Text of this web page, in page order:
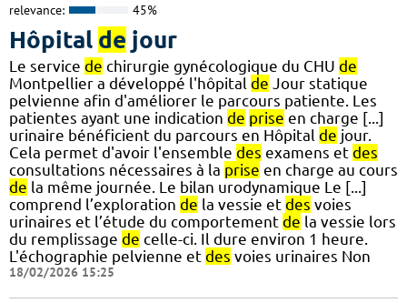
relevance: 45%
Hôpital de jour
Le service de chirurgie gynécologique du CHU de
Montpellier a développé l'hôpital de Jour statique
pelvienne afin d'améliorer le parcours patiente. Les
patientes ayant une indication de prise en charge [...]
urinaire bénéficient du parcours en Hôpital de jour.
Cela permet d'avoir l'ensemble des examens et des
consultations nécessaires à la prise en charge au cours
de la même journée. Le bilan urodynamique Le [...]
comprend l’exploration de la vessie et des voies
urinaires et l’étude du comportement de la vessie lors
du remplissage de celle-ci. Il dure environ 1 heure.
L'échographie pelvienne et des voies urinaires Non
18/02/2026 15:25